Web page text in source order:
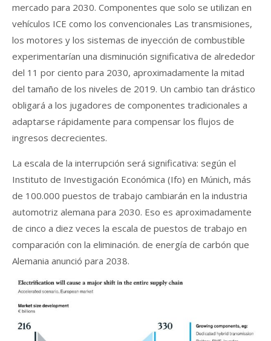
mercado para 2030. Componentes que solo se utilizan en
vehículos ICE como los convencionales Las transmisiones,
los motores y los sistemas de inyección de combustible
experimentarían una disminución significativa de alrededor
del 11 por ciento para 2030, aproximadamente la mitad
del tamaño de los niveles de 2019. Un cambio tan drástico
obligará a los jugadores de componentes tradicionales a
adaptarse rápidamente para compensar los flujos de
ingresos decrecientes.
La escala de la interrupción será significativa: según el
Instituto de Investigación Económica (Ifo) en Múnich, más
de 100.000 puestos de trabajo cambiarán en la industria
automotriz alemana para 2030. Eso es aproximadamente
de cinco a diez veces la escala de puestos de trabajo en
comparación con la eliminación. de energía de carbón que
Alemania anunció para 2038.